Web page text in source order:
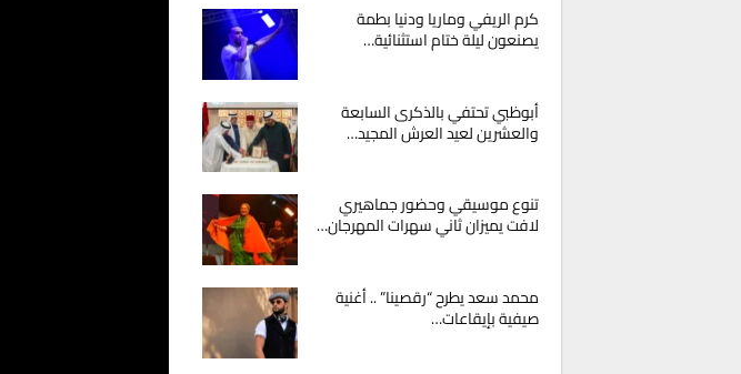
كرم الريفي وماريا ودنيا بطمة
يصنعون ليلة ختام استثنائية…
أبوظبي تحتفي بالذكرى السابعة
والعشرين لعيد العرش المجيد…
تنوع موسيقي وحضور جماهيري
لافت يميزان ثاني سهرات المهرجان…
محمد سعد يطرح “رقصينا” .. أغنية
صيفية بإيقاعات…